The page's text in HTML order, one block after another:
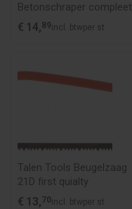
Betonschraper compleet
15 cm
€ 14,89incl. btwper st
Talen Tools Beugelzaag
21D first quialty
€ 13,70 incl. btwper st